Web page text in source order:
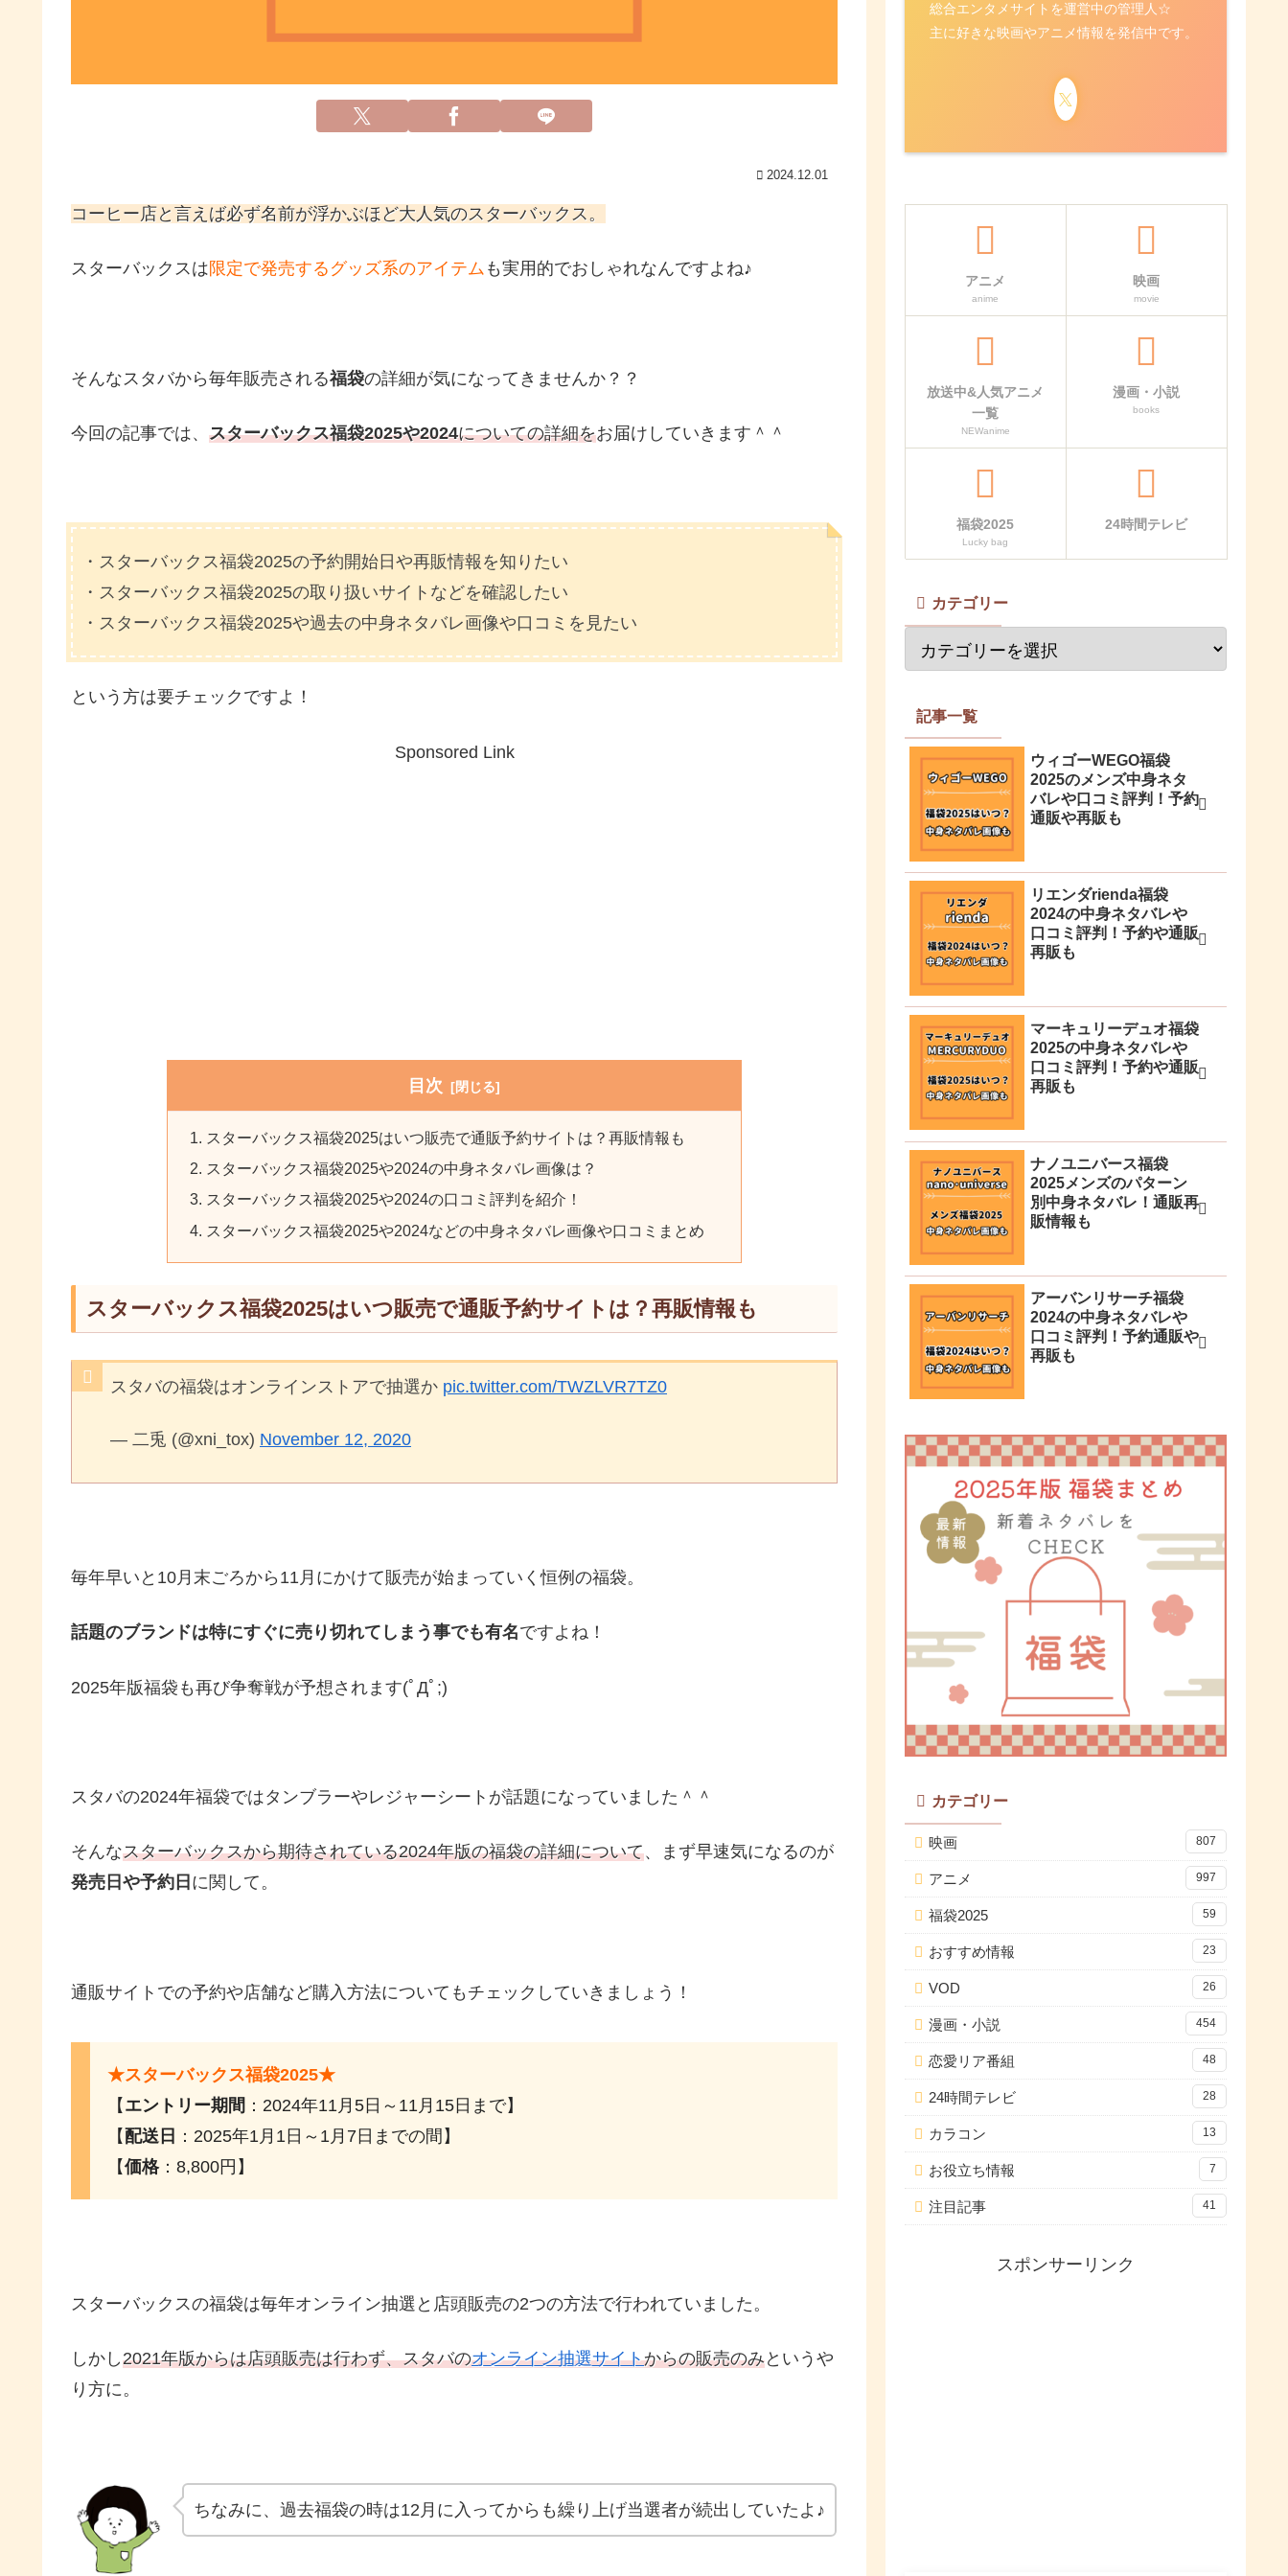
2024.12.01
コーヒー店と言えば必ず名前が浮かぶほど大人気のスターバックス。
スターバックスは 限定で発売するグッズ系のアイテム も実用的でおしゃれなんですよね♪
そんなスタバから毎年販売される福袋の詳細が気になってきませんか？？
今回の記事では、 スターバックス福袋2025や2024についての詳細をお届けしていきます＾＾
・スターバックス福袋2025の予約開始日や再販情報を知りたい
・スターバックス福袋2025の取り扱いサイトなどを確認したい
・スターバックス福袋2025や過去の中身ネタバレ画像や口コミを見たい
という方は要チェックですよ！
Sponsored Link
目次
スターバックス福袋2025はいつ販売で通販予約サイトは？再販情報も
スターバックス福袋2025や2024の中身ネタバレ画像は？
スターバックス福袋2025や2024の口コミ評判を紹介！
スターバックス福袋2025や2024などの中身ネタバレ画像や口コミまとめ
スターバックス福袋2025はいつ販売で通販予約サイトは？再販情報も
スタバの福袋はオンラインストアで抽選か pic.twitter.com/TWZLVR7TZ0
— 二兎 (@xni_tox) November 12, 2020
毎年早いと10月末ごろから11月にかけて販売が始まっていく恒例の福袋。
話題のブランドは特にすぐに売り切れてしまう事でも有名ですよね！
2025年版福袋も再び争奪戦が予想されます(ﾟДﾟ;)
スタバの2024年福袋ではタンブラーやレジャーシートが話題になっていました＾＾
そんなスターバックスから期待されている2024年版の福袋の詳細について、まず早速気になるのが
発売日や予約日 に関して。
通販サイトでの予約や店舗など購入方法についてもチェックしていきましょう！
★スターバックス福袋2025★
【 エントリー期間 ：2024年11月5日～11月15日まで】
【配送日 ：2025年1月1日～1月7日までの間】
【価格：8,800円】
スターバックスの福袋は毎年オンライン抽選と店頭販売の2つの方法で行われていました。
しかし2021年版からは店頭販売は行わず、スタバのオンライン抽選サイトからの販売のみというや
り方に。
ちなみに、過去福袋の時は12月に入ってからも繰り上げ当選者が続出していたよ♪
総合エンタメサイトを運営中の管理人☆
主に好きな映画やアニメ情報を発信中です。
アニメ
anime
映画
movie
放送中&人気アニメ
一覧
NEWanime
漫画・小説
books
福袋2025
Lucky bag
24時間テレビ
カテゴリー
記事一覧
ウィゴーWEGO福袋
2025のメンズ中身ネタ
バレや口コミ評判！予約
通販や再販も
リエンダrienda福袋
2024の中身ネタバレや
口コミ評判！予約や通販
再販も
マーキュリーデュオ福袋
2025の中身ネタバレや
口コミ評判！予約や通販
再販も
ナノユニバース福袋
2025メンズのパターン
別中身ネタバレ！通販再
販情報も
アーバンリサーチ福袋
2024の中身ネタバレや
口コミ評判！予約通販や
再販も
カテゴリー
映画 807
アニメ 997
福袋2025 59
おすすめ情報 23
VOD 26
漫画・小説 454
恋愛リア番組 48
24時間テレビ 28
カラコン 13
お役立ち情報 7
注目記事 41
スポンサーリンク